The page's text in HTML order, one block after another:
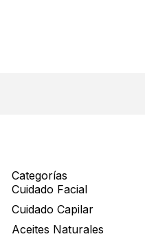
Categorías
Cuidado Facial
Cuidado Capilar
Aceites Naturales